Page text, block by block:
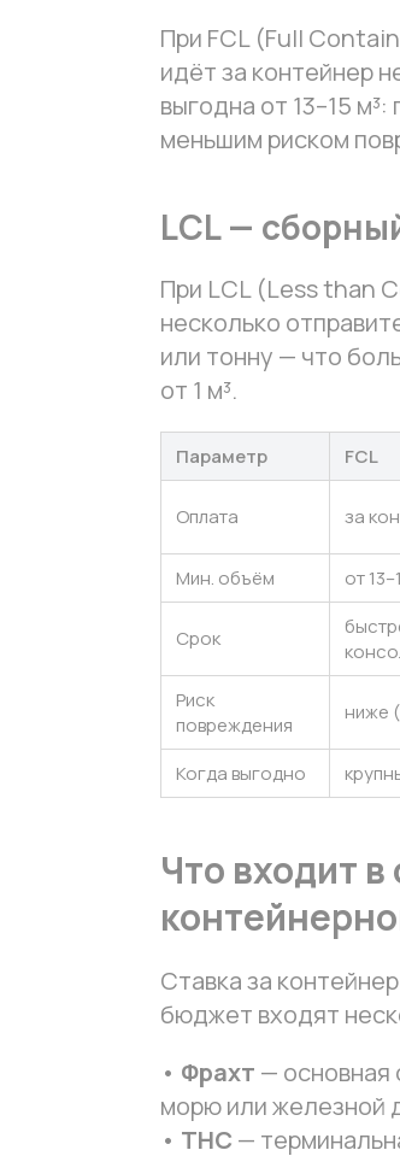
При FCL (Full
идёт за контейнер
выгодна от 13–15
меньшим риском
LCL —
При LCL (Less than
несколько
или тонну — что
от 1 м³.
Параметр FCL
Оплата за
Мин. объём
от
Срок
Риск
повреждения
ниже
Когда выгодно
Что входит
Ставка за
бюджет входят
• Фрахт — основная
морю или железной
• THC —